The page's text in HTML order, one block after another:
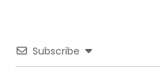
Subscribe